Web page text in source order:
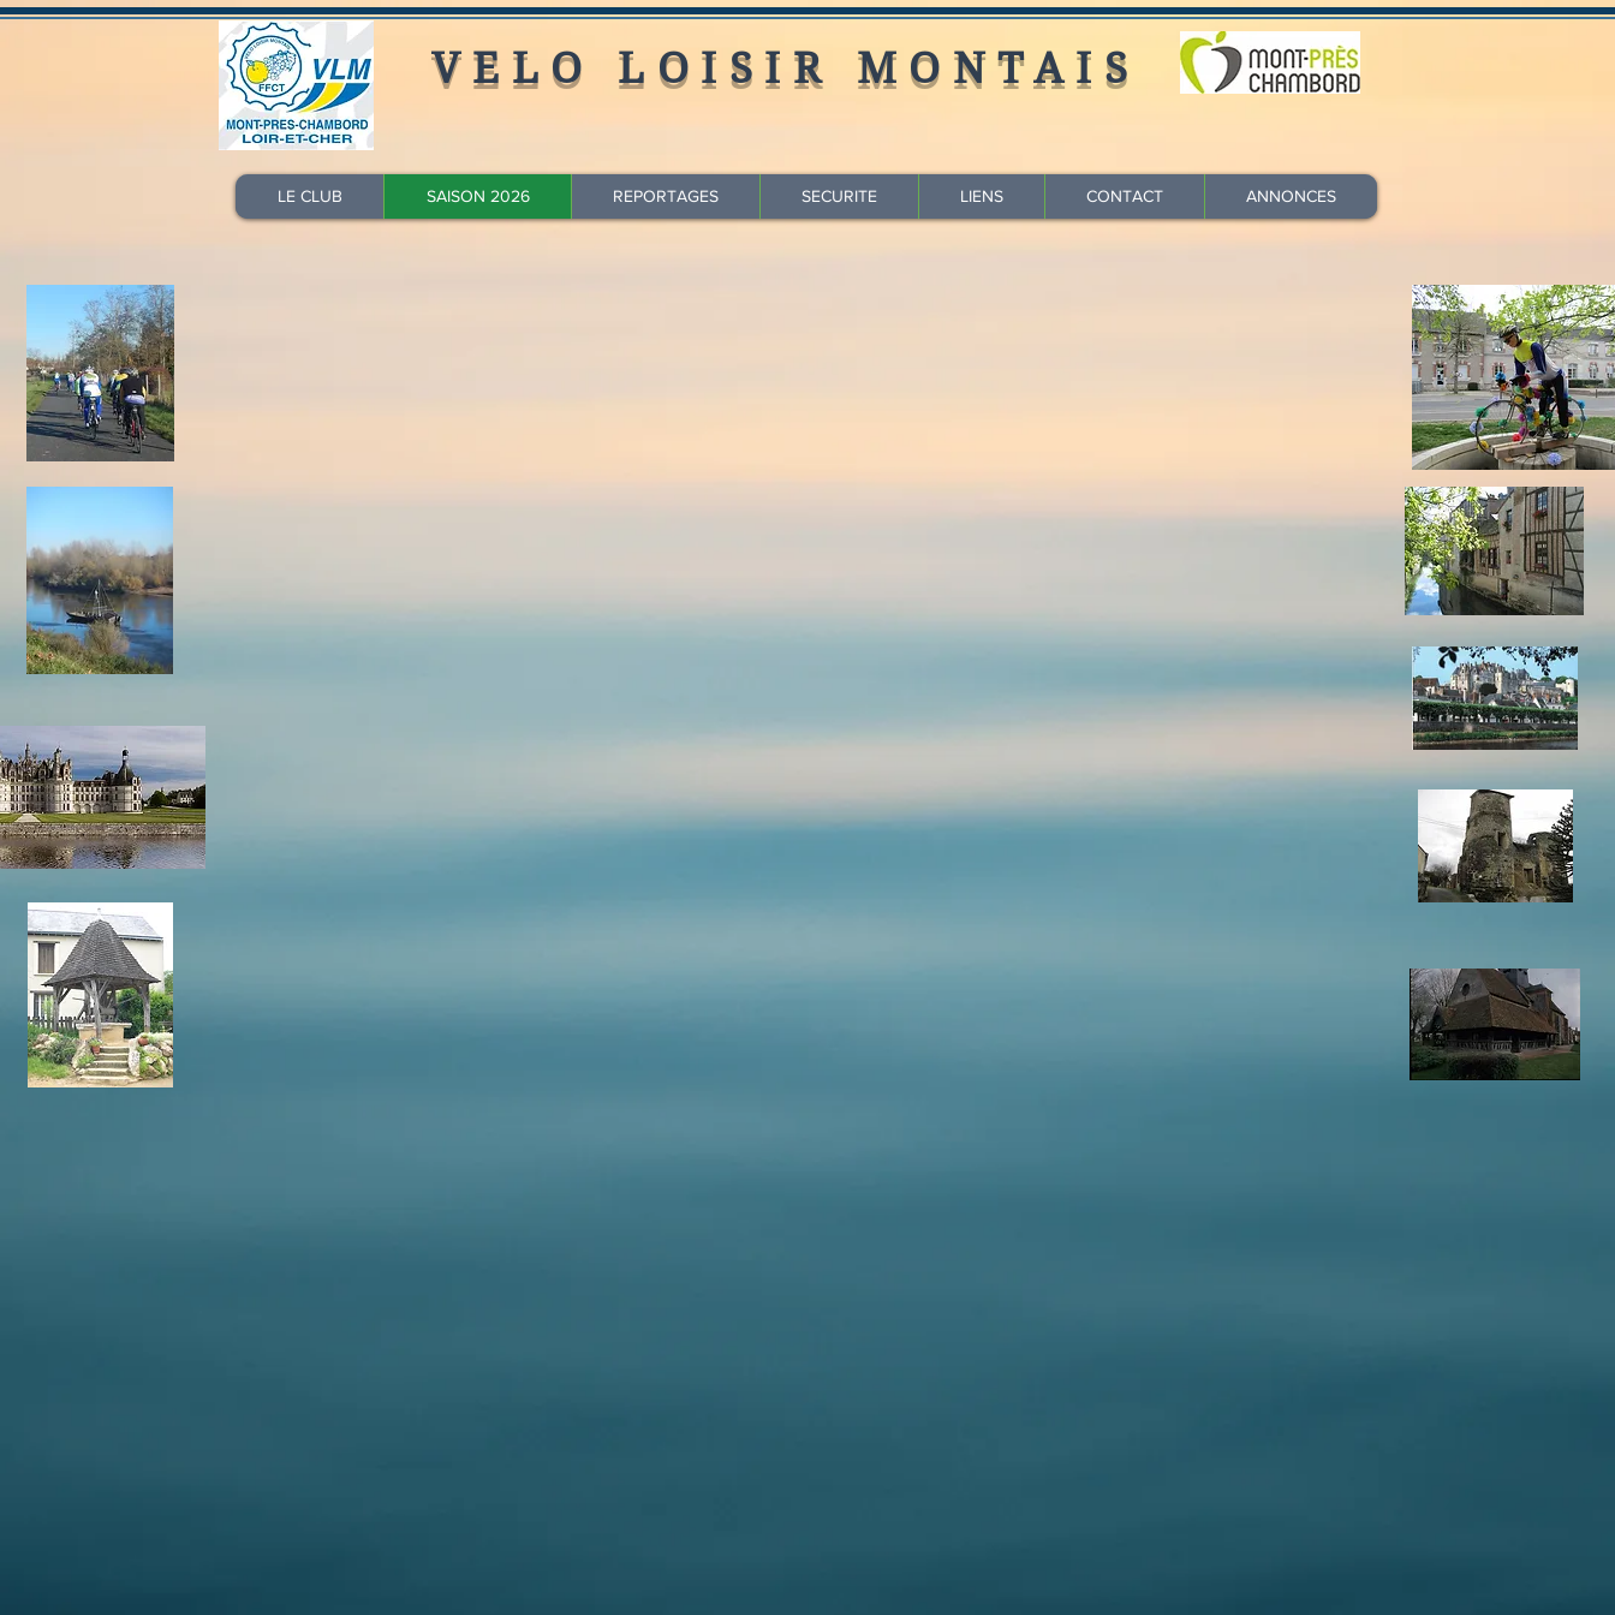
VELO LOISIR MONTAIS
LE CLUB SAISON 2026 REPORTAGES SECURITE LIENS CONTACT ANNONCES